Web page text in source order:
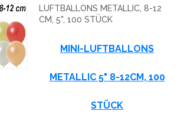
LUFTBALLONS METALLIC, 8-12
CM, 5", 100 STÜCK
MINI-LUFTBALLONS
METALLIC 5" 8-12CM, 100
STÜCK